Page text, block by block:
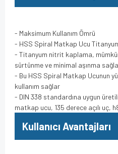
- Maksimum Kullanım Ömrü
- HSS Spiral Matkap Ucu
- Titanyum nitrit kaplama,
sürtünme ve minimal aşınma
- Bu HSS Spiral Matkap Ucunun
kullanım sağlar
- DIN 338 standardına uygun
matkap ucu, 135 derece açılı uç,
Kullanıcı Avantajları